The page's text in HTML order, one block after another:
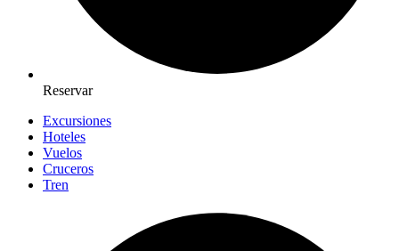
Reservar
Excursiones
Hoteles
Vuelos
Cruceros
Tren